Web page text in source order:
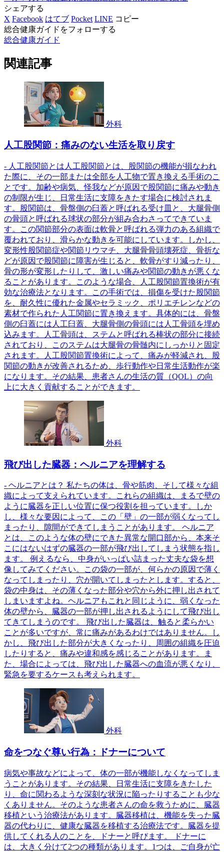
シェアする
X Facebook はてブ Pocket LINE コピー
総合健康ガイドをフォローする
総合健康ガイド
関連記事
外科
人工股関節：痛みのない生活を取り戻す
- 人工股関節とは人工股関節とは、股関節の機能が損なわれ
た際に、その一部または全部を人工物で置き換える手術のこ
とです。加齢や病気、怪我などが原因で股関節に痛みや動き
の制限が生じ、日常生活に支障をきたす場合に検討されま
す。股関節は、骨盤側の臼蓋と呼ばれる受け皿と、大腿骨側
の骨頭と呼ばれる球状の部分が組み合わさってできていま
す。この関節部分の表面は軟骨と呼ばれる弾力のある組織で
覆われており、滑らかな動きを可能にしています。しかし、
変形性股関節症や関節リウマチ、大腿骨骨頭壊死症、骨折な
どが原因で股関節に障害が生じると、軟骨がすり減ったり、
骨の形が変形したりして、激しい痛みや関節の動きが悪くな
ることがあります。このような場合、人工股関節置換術が有
効な治療法となります。この手術では、損傷を受けた股関節
を、耐久性に優れた金属やセラミック、ポリエチレンなどの
素材で作られた人工関節に置き換えます。具体的には、骨盤
側の臼蓋には人工臼蓋、大腿骨側の骨頭には人工骨頭を埋め
込みます。人工骨頭は、ステムと呼ばれる棒状の部分に接続
されており、このステムは大腿骨の骨髄内にしっかりと固定
されます。人工股関節置換術によって、痛みが軽減され、股
関節の動きが改善されるため、歩行動作や日常生活動作が楽
になります。その結果、患者さんの生活の質（QOL）の向
上に大きく貢献することができます。
外科
飛び出した臓器：ヘルニアを理解する
- ヘルニアとは？ 私たちの体は、骨や筋肉、そして様々な組
織によって支えられています。これらの組織は、まるで壁の
ように臓器を正しい位置に保つ役割を担っています。しか
し、様々な要因によって、この「壁」の一部が弱くなってし
まったり、隙間ができてしまうことがあります。 ヘルニア
とは、このような体の壁にできた異常な開口部から、本来そ
こにはないはずの臓器の一部が飛び出してしまう状態を指し
ます。 例えるなら、中身がいっぱい詰まった丈夫な袋を想
像してみてください。この袋の一部が、何らかの原因で薄く
なってしまったり、穴が開いてしまったとします。すると、
袋の中身は、その薄くなった部分や穴から外に押し出されて
しまいますよね。ヘルニアもこれと同じように、弱くなった
体の壁から、臓器の一部が押し出されるようにして飛び出し
てきてしまうのです。 飛び出した臓器は、触ると柔らかい
ことが多いですが、常に痛みがあるわけではありません。し
かし、飛び出した部分が大きくなったり、周囲の組織を圧迫
したりすると、痛みや違和感を感じることがあります。ま
た、場合によっては、飛び出した臓器への血流が悪くなり、
緊急を要するケースも考えられます。
外科
命をつなぐ尊い行為：ドナーについて
病気や事故などによって、体の一部が機能しなくなってしま
うことがあります。その結果、日常生活に支障をきたした
り、命に関わるような深刻な状況に陥ったりすることも少な
くありません。そのような患者さんの命を救うために、臓器
移植という治療法があります。臓器移植は、機能を失った臓
器の代わりに、健康な臓器を移植する治療法です。臓器を提
供してくれる人のことを、ドナーと呼びます。 ドナーに
は、大きく分けて2つの種類があります。1つは、ご自身が亡